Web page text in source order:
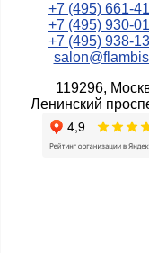
+7 (495) 661-
+7 (495) 930-
+7 (495) 938-
119296,
Ленинский